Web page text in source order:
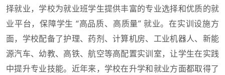
择就业，学校为就业班学生提供丰富的专业选择和优质的就
业平台，保障学生 “高品质、高质量” 就业。在实训设施方
面，学校配备了护理、药剂、计算机房、工业机器人、新能
源汽车、幼教、高铁、航空等高配置实训室，让学生在实践
中提升专业技能。近年来，学校在升学和就业方面都取得了